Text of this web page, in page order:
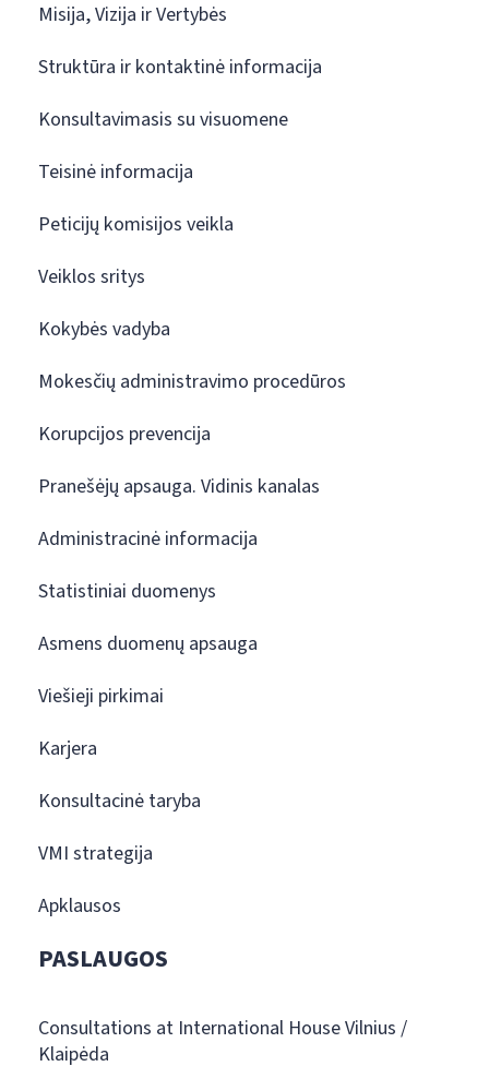
Misija, Vizija ir Vertybės
Struktūra ir kontaktinė informacija
Konsultavimasis su visuomene
Teisinė informacija
Peticijų komisijos veikla
Veiklos sritys
Kokybės vadyba
Mokesčių administravimo procedūros
Korupcijos prevencija
Pranešėjų apsauga. Vidinis kanalas
Administracinė informacija
Statistiniai duomenys
Asmens duomenų apsauga
Viešieji pirkimai
Karjera
Konsultacinė taryba
VMI strategija
Apklausos
PASLAUGOS
Consultations at International House Vilnius /
Klaipėda